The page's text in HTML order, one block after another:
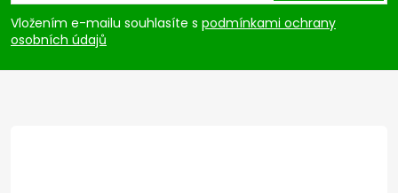
p
a
Vložením e-mailu souhlasíte s podmínkami ochrany
osobních údajů